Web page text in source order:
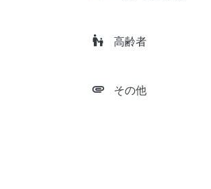
escalator_warning 高齢者
attachment その他